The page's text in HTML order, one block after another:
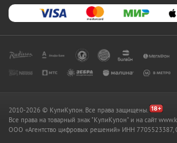
2010-2026 © КупиКупон. Все права защищены.
Все права на товарный знак "КупиКупон" и на сайт
OOO «Агентство цифровых решений» ИНН